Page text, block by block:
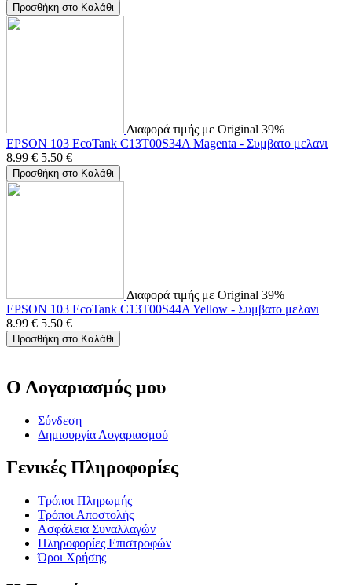
Προσθήκη στο Καλάθι
Διαφορά τιμής με Original 39%
EPSON 103 EcoTank C13T00S34A Magenta - Συμβατο μελανι
8.99 € 5.50 €
Προσθήκη στο Καλάθι
Διαφορά τιμής με Original 39%
EPSON 103 EcoTank C13T00S44A Yellow - Συμβατο μελανι
8.99 € 5.50 €
Προσθήκη στο Καλάθι
Ο Λογαριασμός μου
Σύνδεση
Δημιουργία Λογαριασμού
Γενικές Πληροφορίες
Τρόποι Πληρωμής
Τρόποι Αποστολής
Ασφάλεια Συναλλαγών
Πληροφορίες Επιστροφών
Όροι Χρήσης